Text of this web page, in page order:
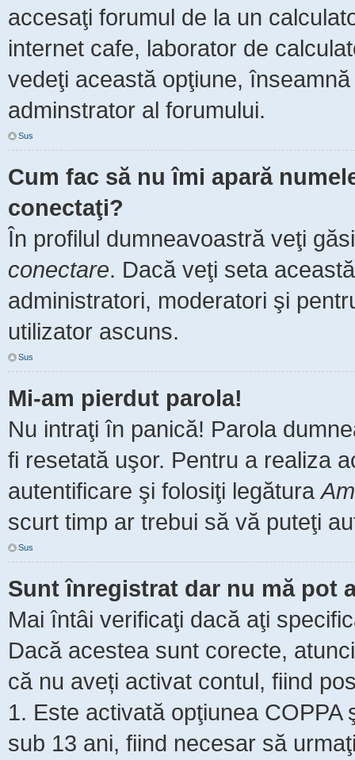
accesaţi forumul de la un
internet cafe, laborator de
vedeţi această opţiune,
adminstrator al forumului.
Sus
Cum fac să nu îmi apară
conectaţi?
În profilul dumneavoastră veţi
conectare. Dacă veţi seta
administratori, moderatori şi
utilizator ascuns.
Sus
Mi-am pierdut parola!
Nu intraţi în panică! Parola
fi resetată uşor. Pentru a realiza
autentificare şi folosiţi legătura
scurt timp ar trebui să vă puteţi
Sus
Sunt înregistrat dar nu mă pot
Mai întâi verificaţi dacă aţi
Dacă acestea sunt corecte,
că nu aveți activat contul, fiind
1. Este activată opţiunea
sub 13 ani, fiind necesar să